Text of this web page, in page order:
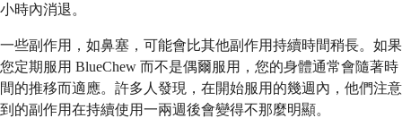
小時內消退。
一些副作用，如鼻塞，可能會比其他副作用持續時間稍長。如果
您定期服用 BlueChew 而不是偶爾服用，您的身體通常會隨著時
間的推移而適應。許多人發現，在開始服用的幾週內，他們注意
到的副作用在持續使用一兩週後會變得不那麼明顯。